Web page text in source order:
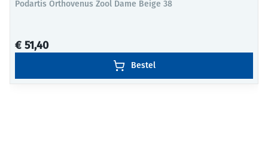
Podartis Orthovenus Zool Dame Beige 38
€ 51,40
Bestel